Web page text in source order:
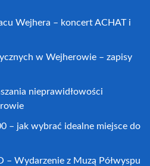
Wejhera – koncert ACHAT i
w Wejherowie – zapisy
nieprawidłowości
– jak wybrać idealne miejsce do
– Wydarzenie z Muzą Półwyspu